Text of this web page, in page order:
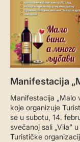
Manifestacija
Manifestacija „Malo
koje organizuje
se u subotu, 14.
svečanoj sali „Vila”
Turističke